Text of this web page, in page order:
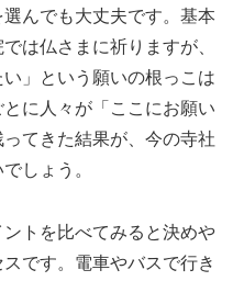
んでも大丈夫です。基本
は仏さまに祈りますが、
い」という願いの根っこは
に人々が「ここにお願い
てきた結果が、今の寺社
しょう。
トを比べてみると決めや
です。電車やバスで行き